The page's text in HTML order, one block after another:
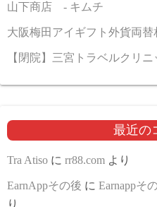
山下商店 - キムチ
大阪梅田アイギフト外貨両替
【閉院】三宮トラベルクリニ
最近の
Tra Atiso に rr88.com より
EarnAppその後 に Earnappそ
り